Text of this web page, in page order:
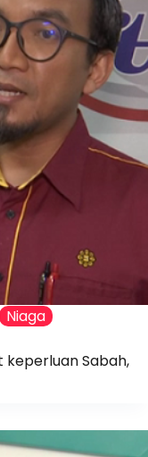
Niaga
keperluan Sabah,